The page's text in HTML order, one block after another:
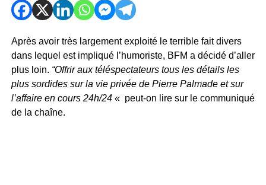
Après avoir très largement exploité le terrible fait divers
dans lequel est impliqué l’humoriste, BFM a décidé d’aller
plus loin. “Offrir aux téléspectateurs tous les détails les
plus sordides sur la vie privée de Pierre Palmade et sur
l’affaire en cours 24h/24 « peut-on lire sur le communiqué
de la chaîne.